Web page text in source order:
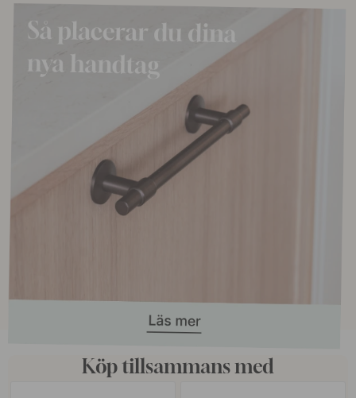
Köp tillsammans med